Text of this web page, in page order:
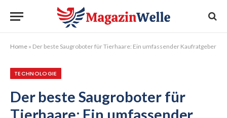
Home » Der beste Saugroboter für Tierhaare: Ein umfassender Kaufratgeber
TECHNOLOGIE
Der beste Saugroboter für
Tierhaare: Ein umfassender